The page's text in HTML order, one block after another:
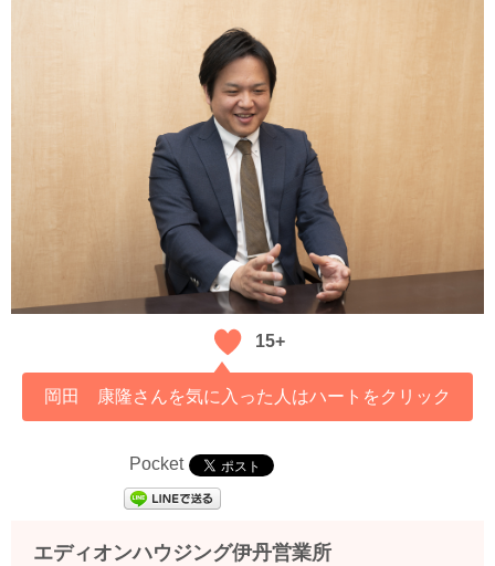
15+
岡田 康隆さんを気に入った人はハートをクリック
Pocket
エディオンハウジング伊丹営業所